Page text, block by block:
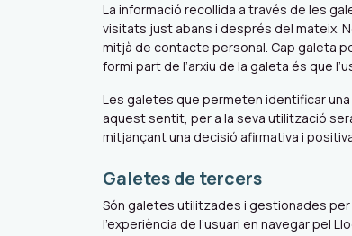
La informació recollida a través de les
visitats just abans i després del mateix.
mitjà de contacte personal. Cap galeta
formi part de l’arxiu de la galeta és que
Les galetes que permeten identificar
aquest sentit, per a la seva utilització
mitjançant una decisió afirmativa i
Galetes de tercers
Són galetes utilitzades i gestionades
l’experiència de l’usuari en navegar pel